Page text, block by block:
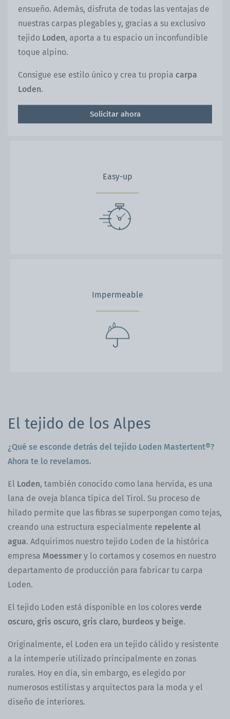
ensueño. Además, disfruta de todas las ventajas de
nuestras carpas plegables y, gracias a su exclusivo
tejido Loden, aporta a tu espacio un inconfundible
toque alpino.
Consigue ese estilo único y crea tu propia carpa
Loden.
Solicitar ahora
Easy-up
Impermeable
El tejido de los Alpes
¿Qué se esconde detrás del tejido Loden Mastertent®?
Ahora te lo revelamos.
El Loden, también conocido como lana hervida, es una
lana de oveja blanca típica del Tirol. Su proceso de
hilado permite que las fibras se superpongan como tejas,
creando una estructura especialmente repelente al
agua. Adquirimos nuestro tejido Loden de la histórica
empresa Moessmer y lo cortamos y cosemos en nuestro
departamento de producción para fabricar tu carpa
Loden.
El tejido Loden está disponible en los colores verde
oscuro, gris oscuro, gris claro, burdeos y beige.
Originalmente, el Loden era un tejido cálido y resistente
a la intemperie utilizado principalmente en zonas
rurales. Hoy en día, sin embargo, es elegido por
numerosos estilistas y arquitectos para la moda y el
diseño de interiores.